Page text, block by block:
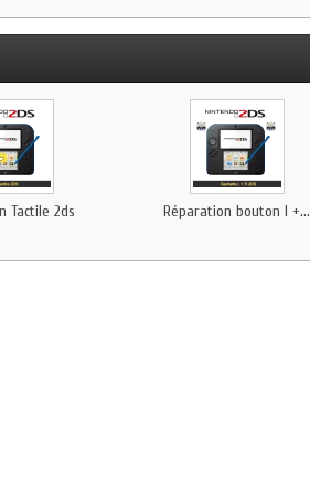
Tactile 2ds Réparation bouton l +...